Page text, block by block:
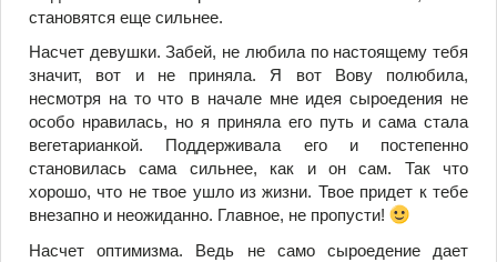
становятся еще сильнее.
Насчет девушки. Забей, не любила по настоящему тебя
значит, вот и не приняла. Я вот Вову полюбила,
несмотря на то что в начале мне идея сыроедения не
особо нравилась, но я приняла его путь и сама стала
вегетарианкой. Поддерживала его и постепенно
становилась сама сильнее, как и он сам. Так что
хорошо, что не твое ушло из жизни. Твое придет к тебе
внезапно и неожиданно. Главное, не пропусти!
Насчет оптимизма. Ведь не само сыроедение дает